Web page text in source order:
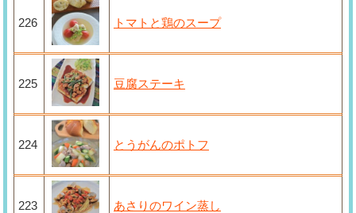
226 トマトと鶏のスープ
225 豆腐ステーキ
224 とうがんのポトフ
223 あさりのワイン蒸し